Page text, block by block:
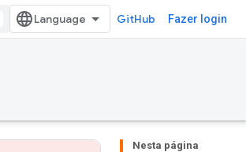
GitHub Fazer login
Nesta página